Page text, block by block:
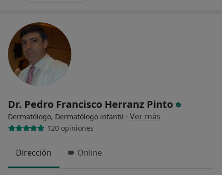
Dr. Pedro Francisco Herranz Pinto
Dermatólogo, Dermatólogo infantil · Ver más
120 opiniones
Dirección Online